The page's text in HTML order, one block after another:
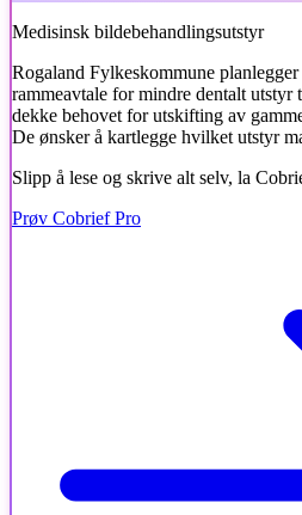
Medisinsk bildebehandlingsutstyr
Rogaland Fylkeskommune
rammeavtale for mindre dentalt
dekke behovet for utskifting av
De ønsker å kartlegge hvilket utstyr
Slipp å lese og skrive alt selv, la
Prøv Cobrief Pro